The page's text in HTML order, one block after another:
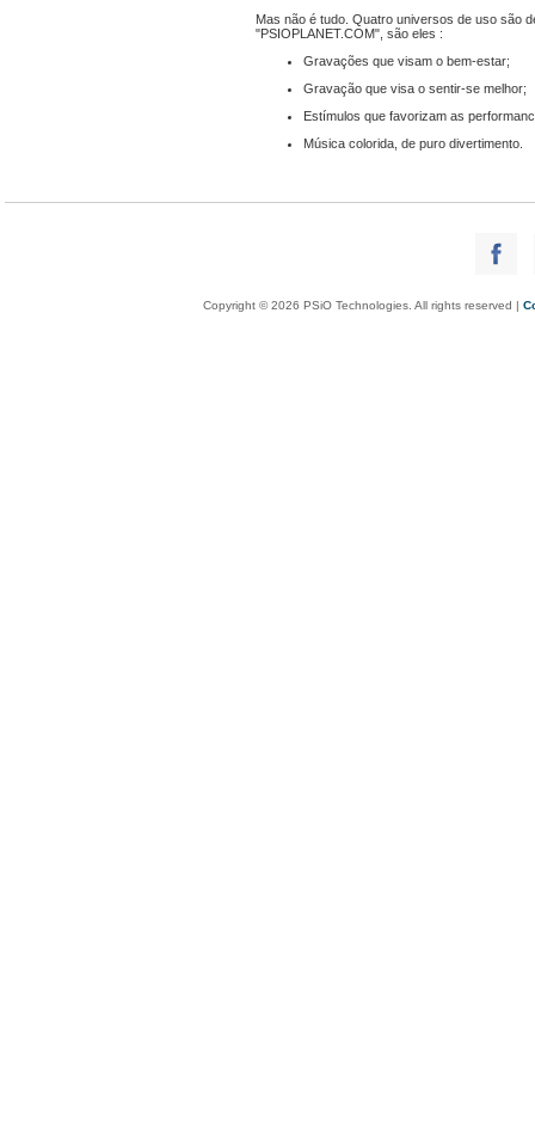
Mas não é tudo. Quatro universos de uso são
"PSIOPLANET.COM", são eles :
Gravações que visam o bem-estar;
Gravação que visa o sentir-se melhor;
Estímulos que favorizam as
Música colorida, de puro divertimento.
Copyright © 2026 PSiO Technologies. All rights reserved |